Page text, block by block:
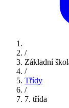
/
Základní
/
Třídy
/
7. třída